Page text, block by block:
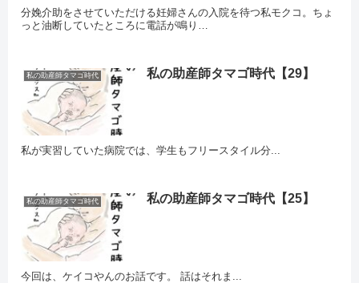
分娩介助をさせていただける妊婦さんの入院を待つ私モクコ。ちょ
っと油断していたところに電話が鳴り…
私の助産師タマゴ時代 私の助産師タマゴ時代【29】
私が実習していた病院では、学生もフリースタイル分...
私の助産師タマゴ時代 私の助産師タマゴ時代【25】
今回は、ケイコやんのお話です。 話はそれま...